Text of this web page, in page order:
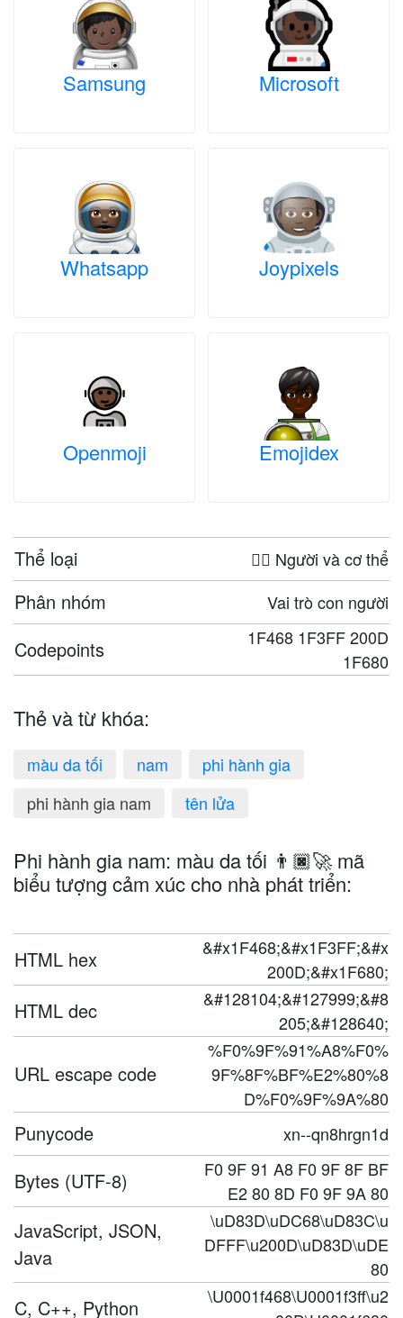
Samsung Microsoft
Whatsapp Joypixels
Openmoji Emojidex
Thể loại 🤦‍♀️ Người và cơ thể
Phân nhóm Vai trò con người
Codepoints
1F468 1F3FF 200D
1F680
Thẻ và từ khóa:
màu da tối nam
phi hành gia
phi hành gia nam
tên lửa
Phi hành gia nam: màu da tối 👨🏿‍🚀 mã
biểu tượng cảm xúc cho nhà phát triển:
HTML hex
&#x1F468;&#x1F3FF;&#x
200D;&#x1F680;
HTML dec
&#128104;&#127999;&#8
205;&#128640;
URL escape code
%F0%9F%91%A8%F0%
9F%8F%BF%E2%80%8
D%F0%9F%9A%80
Punycode xn--qn8hrgn1d
Bytes (UTF-8)
F0 9F 91 A8 F0 9F 8F BF
E2 80 8D F0 9F 9A 80
JavaScript, JSON,
Java
\uD83D\uDC68\uD83C\u
DFFF\u200D\uD83D\uDE
80
C, C++, Python
\U0001f468\U0001f3ff\u2